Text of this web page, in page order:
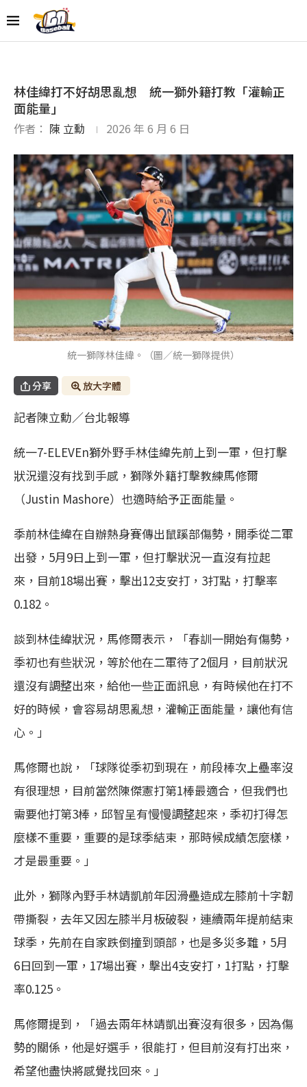
林佳緯打不好胡思亂想 統一獅外籍打教「灌輸正
面能量」
作者： 陳 立勳 2026 年 6 月 6 日
統一獅隊林佳緯。（圖／統一獅隊提供）
分享 放大字體
記者陳立勳／台北報導
統一7-ELEVEn獅外野手林佳緯先前上到一軍，但打擊
狀況還沒有找到手感，獅隊外籍打擊教練馬修爾
（Justin Mashore）也適時給予正面能量。
季前林佳緯在自辦熱身賽傳出鼠蹊部傷勢，開季從二軍
出發，5月9日上到一軍，但打擊狀況一直沒有拉起
來，目前18場出賽，擊出12支安打，3打點，打擊率
0.182。
談到林佳緯狀況，馬修爾表示，「春訓一開始有傷勢，
季初也有些狀況，等於他在二軍待了2個月，目前狀況
還沒有調整出來，給他一些正面訊息，有時候他在打不
好的時候，會容易胡思亂想，灌輸正面能量，讓他有信
心。」
馬修爾也說，「球隊從季初到現在，前段棒次上壘率沒
有很理想，目前當然陳傑憲打第1棒最適合，但我們也
需要他打第3棒，邱智呈有慢慢調整起來，季初打得怎
麼樣不重要，重要的是球季結束，那時候成績怎麼樣，
才是最重要。」
此外，獅隊內野手林靖凱前年因滑壘造成左膝前十字韌
帶撕裂，去年又因左膝半月板破裂，連續兩年提前結束
球季，先前在自家跌倒撞到頭部，也是多災多難，5月
6日回到一軍，17場出賽，擊出4支安打，1打點，打擊
率0.125。
馬修爾提到，「過去兩年林靖凱出賽沒有很多，因為傷
勢的關係，他是好選手，很能打，但目前沒有打出來，
希望他盡快將感覺找回來。」